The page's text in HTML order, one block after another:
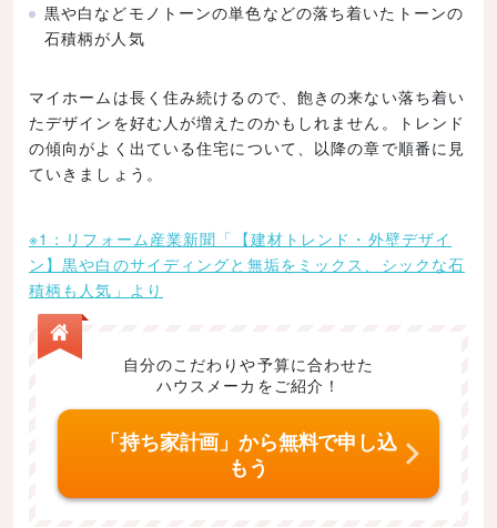
外壁の色と素材
外壁の素材とイメージ
外観が決まる3要素！選ぶポイントは？
家の形状を選ぶポイント
間取りを決めてから形状のデザインを考える
窓を選ぶポイントと配置
表から見える場所にはおしゃれな窓を配置
外壁を選ぶポイント
自分のイメージをもとに周辺の景観とのバランス
をとろう
地域の気候に合わせた選択も重要
黒や白などモノトーンの単色などの落ち着いたトーンの
石積柄が人気
マイホームは長く住み続けるので、飽きの来ない落ち着い
たデザインを好む人が増えたのかもしれません。トレンド
の傾向がよく出ている住宅について、以降の章で順番に見
ていきましょう。
※1：リフォーム産業新聞「【建材トレンド・外壁デザイ
ン】黒や白のサイディングと無垢をミックス、シックな石
積柄も人気」より
自分のこだわりや予算に合わせた
ハウスメーカをご紹介！
「持ち家計画」から無料で申し込
もう